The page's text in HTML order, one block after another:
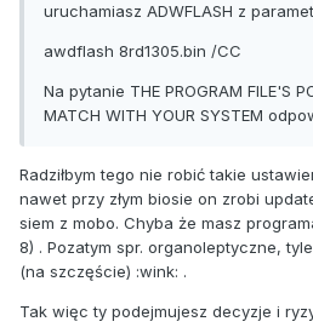
uruchamiasz ADWFLASH z
awdflash 8rd1305.bin /CC
Na pytanie THE PROGRAM FILE'S
MATCH WITH YOUR SYSTEM
Radziłbym tego nie robić takie
nawet przy złym biosie on zrobi
siem z mobo. Chyba że masz
8) . Pozatym spr. organoleptyczne,
(na szczęście) :wink: .
Tak więc ty podejmujesz decyzje i